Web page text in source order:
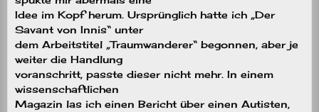
Idee im Kopf herum. Ursprünglich hatte ich „Der
Savant von Innis“ unter
dem Arbeitstitel „Traumwanderer“ begonnen, aber je
weiter die Handlung
voranschritt, passte dieser nicht mehr. In einem
wissenschaftlichen
Magazin las ich einen Bericht über einen Autisten,